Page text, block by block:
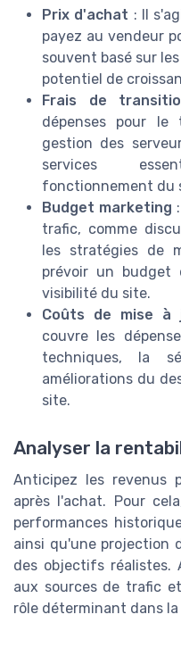
Prix d'achat : Il
payez au vendeur
souvent basé sur
potentiel de
Frais de
dépenses pour
gestion des
services
fonctionnement du
Budget marketing
trafic, comme
les stratégies de
prévoir un
visibilité du site.
Coûts de mise à
couvre les
techniques, la
améliorations du
site.
Analyser la
Anticipez les revenus
après l'achat. Pour
performances
ainsi qu'une projection
des objectifs réalistes.
aux sources de trafic
rôle déterminant dans